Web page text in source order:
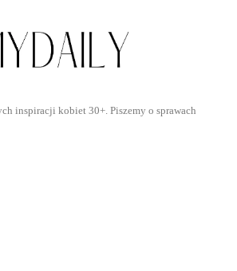
inspiracji kobiet 30+. Piszemy o sprawach